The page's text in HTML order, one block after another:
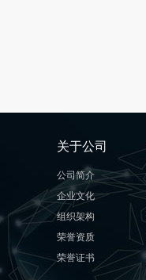
关于公司
公司简介
企业文化
组织架构
荣誉资质
荣誉证书